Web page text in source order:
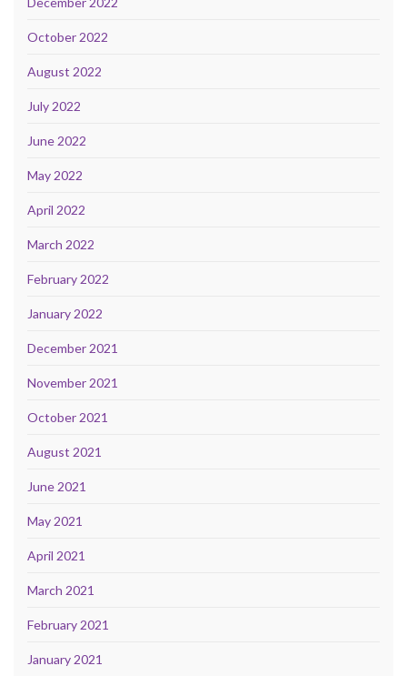
October 2022
August 2022
July 2022
June 2022
May 2022
April 2022
March 2022
February 2022
January 2022
December 2021
November 2021
October 2021
August 2021
June 2021
May 2021
April 2021
March 2021
February 2021
January 2021